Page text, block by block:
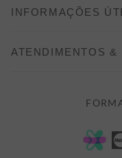
CONHEÇA A ALEATORY
INFORMAÇÕES
FORMAS DE PAGAMENTO
POLÍTICA DE PRIVACIDADE
ATENDIMENTOS &